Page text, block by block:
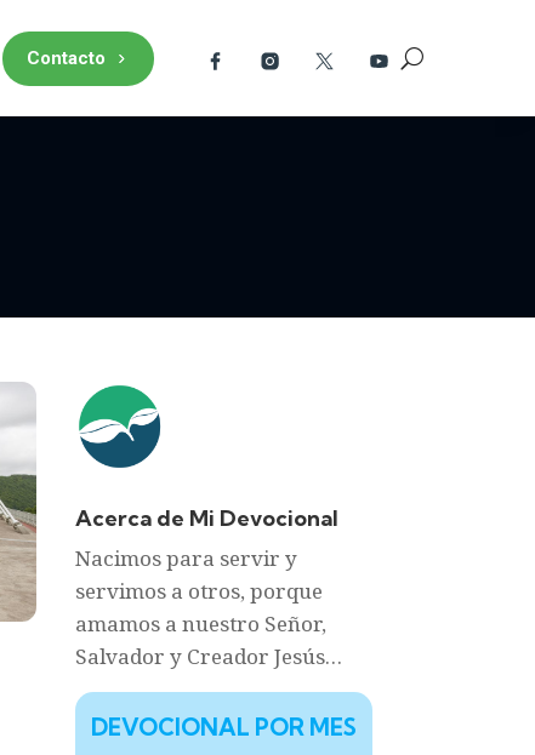
Contacto
Acerca de Mi Devocional
Nacimos para servir y
servimos a otros, porque
amamos a nuestro Señor,
Salvador y Creador Jesús…
DEVOCIONAL POR MES